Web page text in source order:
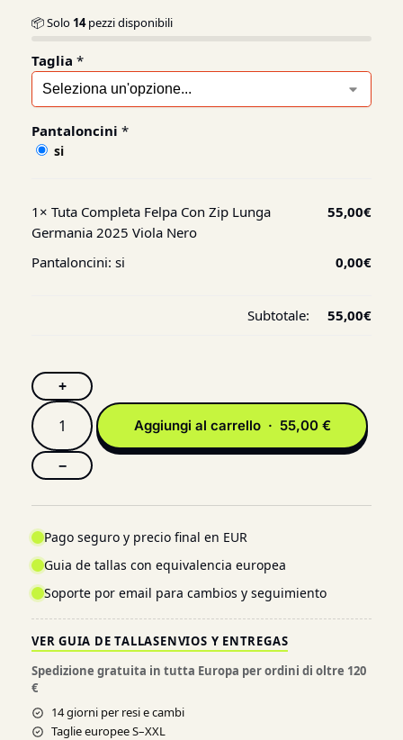
📦 Solo 14pezzi disponibili
Taglia *
Pantaloncini *
si
1× Tuta Completa Felpa Con Zip Lunga
Germania 2025 Viola Nero
55,00€
Pantaloncini: si 0,00€
Subtotale: 55,00€
+
−
Aggiungi al carrello · 55,00 €
Pago seguro y precio final en EUR
Guia de tallas con equivalencia europea
Soporte por email para cambios y seguimiento
VER GUIA DE TALLASENVIOS Y ENTREGAS
Spedizione gratuita in tutta Europa per ordini di oltre 120
€
14 giorni per resi e cambi
Taglie europee S–XXL